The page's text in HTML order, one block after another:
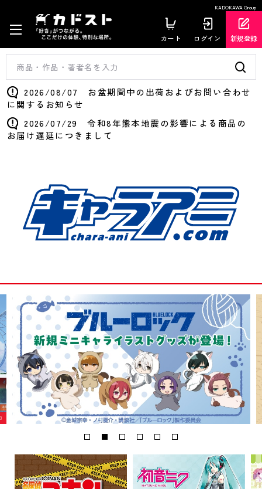
KADOKAWA Group
カート ログイン 新規登録
2026/08/07 お盆期間中の出荷およびお問い合わせ
に関するお知らせ
2026/07/29 令和8年熊本地震の影響による商品の
お届け遅延につきまして